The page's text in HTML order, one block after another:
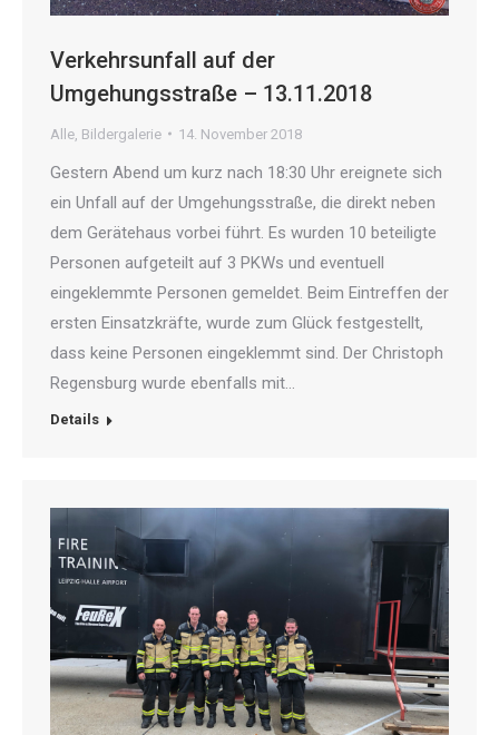
Verkehrsunfall auf der
Umgehungsstraße – 13.11.2018
Alle Bildergalerie 14. November 2018
Gestern Abend um kurz nach 18:30 Uhr ereignete sich
ein Unfall auf der Umgehungsstraße, die direkt neben
dem Gerätehaus vorbei führt. Es wurden 10 beteiligte
Personen aufgeteilt auf 3 PKWs und eventuell
eingeklemmte Personen gemeldet. Beim Eintreffen der
ersten Einsatzkräfte, wurde zum Glück festgestellt,
dass keine Personen eingeklemmt sind. Der Christoph
Regensburg wurde ebenfalls mit…
Details